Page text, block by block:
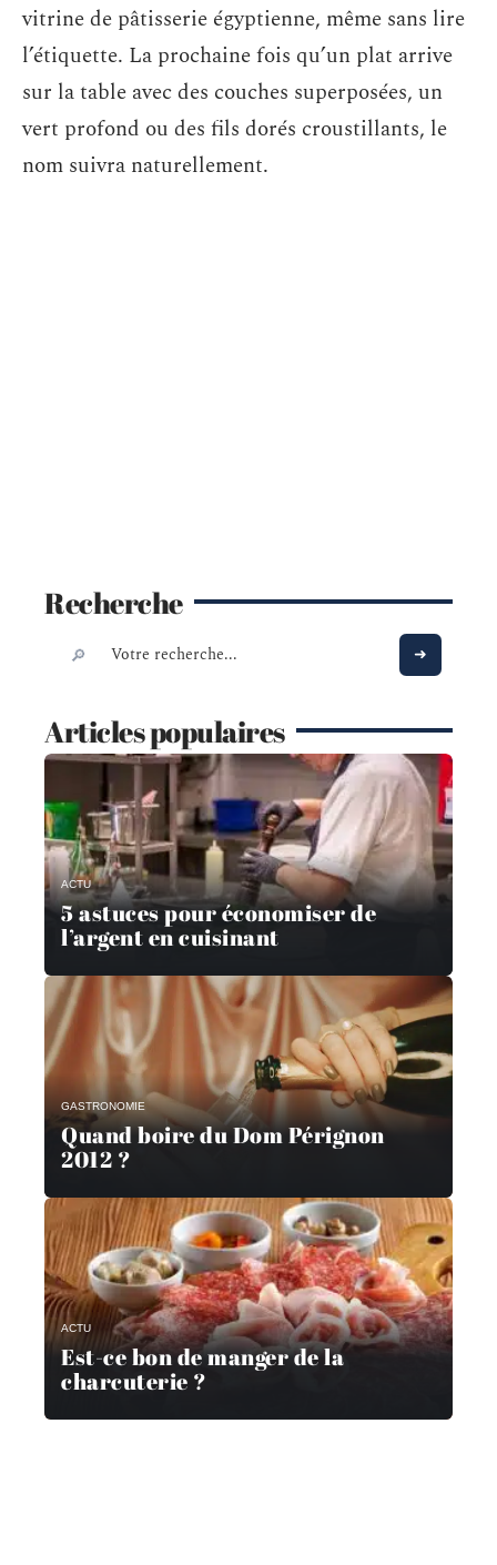
vitrine de pâtisserie égyptienne, même sans lire
l’étiquette. La prochaine fois qu’un plat arrive
sur la table avec des couches superposées, un
vert profond ou des fils dorés croustillants, le
nom suivra naturellement.
Recherche
Articles populaires
ACTU
5 astuces pour économiser de
l’argent en cuisinant
GASTRONOMIE
Quand boire du Dom Pérignon
2012 ?
ACTU
Est-ce bon de manger de la
charcuterie ?